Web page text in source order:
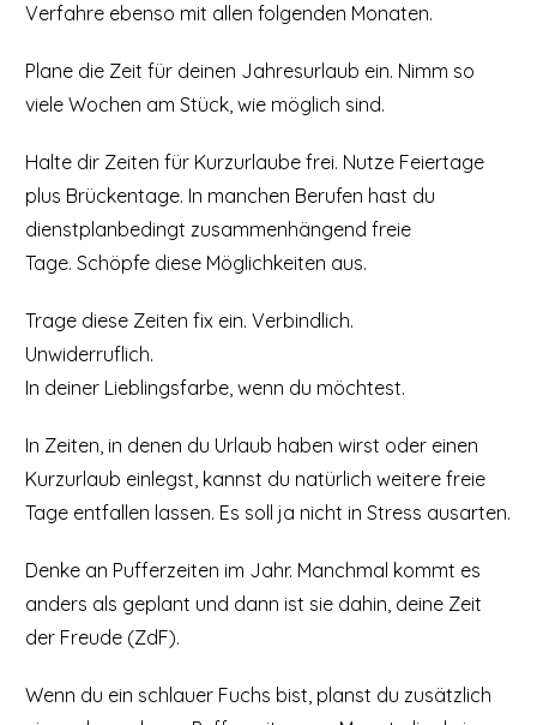
Verfahre ebenso mit allen folgenden Monaten.
Plane die Zeit für deinen Jahresurlaub ein. Nimm so
viele Wochen am Stück, wie möglich sind.
Halte dir Zeiten für Kurzurlaube frei. Nutze Feiertage
plus Brückentage. In manchen Berufen hast du
dienstplanbedingt zusammenhängend freie
Tage. Schöpfe diese Möglichkeiten aus.
Trage diese Zeiten fix ein. Verbindlich.
Unwiderruflich.
In deiner Lieblingsfarbe, wenn du möchtest.
In Zeiten, in denen du Urlaub haben wirst oder einen
Kurzurlaub einlegst, kannst du natürlich weitere freie
Tage entfallen lassen. Es soll ja nicht in Stress ausarten.
Denke an Pufferzeiten im Jahr. Manchmal kommt es
anders als geplant und dann ist sie dahin, deine Zeit
der Freude (ZdF).
Wenn du ein schlauer Fuchs bist, planst du zusätzlich